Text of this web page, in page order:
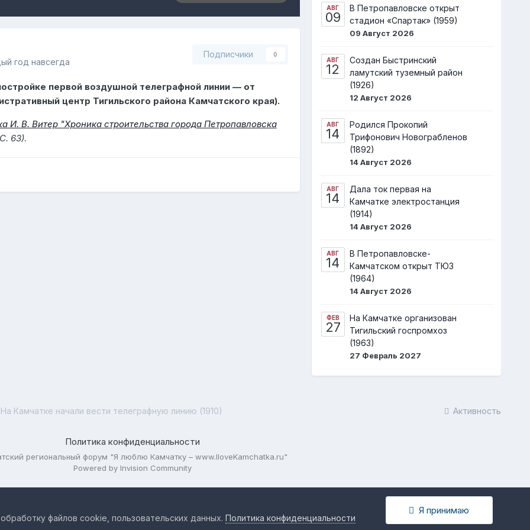
год навсегда
Подписчики 0
первой воздушной телеграфной линии — от
центр Тигильского района Камчатского края).
И. В. Витер "Хроника строительства города Петропавловска
63).
АВГ
09
В Петропавловске открыт
стадион «Спартак» (1959)
09 Август 2026
АВГ
12
Создан Быстринский
ламутский туземный район
(1926)
12 Август 2026
АВГ
14
Родился Прокопий
Трифонович Новограбленов
(1892)
14 Август 2026
АВГ
14
Дала ток первая на
Камчатке электростанция
(1914)
14 Август 2026
АВГ
14
В Петропавловске-
Камчатском открыт ТЮЗ
(1964)
14 Август 2026
ФЕВ
27
На Камчатке организован
Тигильский госпромхоз
(1963)
27 Февраль 2027
Активность
На Камчатке начали вести телеграфную линию (1910)
Политика конфиденциальности
региональный форум "Я люблю Камчатку – www.IloveKamchatka.ru"
Powered by Invision Community
файлов cookie, пользовательских данных. Политика конфиденциальности
Я принимаю